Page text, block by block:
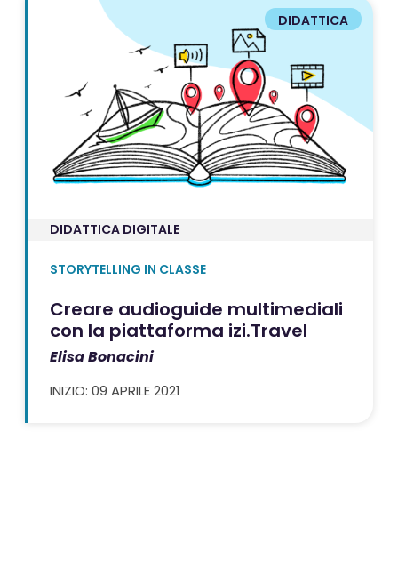
DIDATTICA DIGITALE
STORYTELLING IN CLASSE
DIDATTICA
Creare audioguide multimediali
con la piattaforma izi.Travel
Elisa Bonacini
INIZIO: 09 APRILE 2021